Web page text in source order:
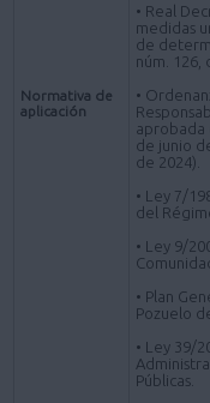
Normativa de
aplicación
• Real
medidas
de
núm. 126,
•
aprobada
de junio
de 2024).
• Ley 7/
del
• Ley 9/
• Plan
Pozuelo
• Ley 39/
Públicas.